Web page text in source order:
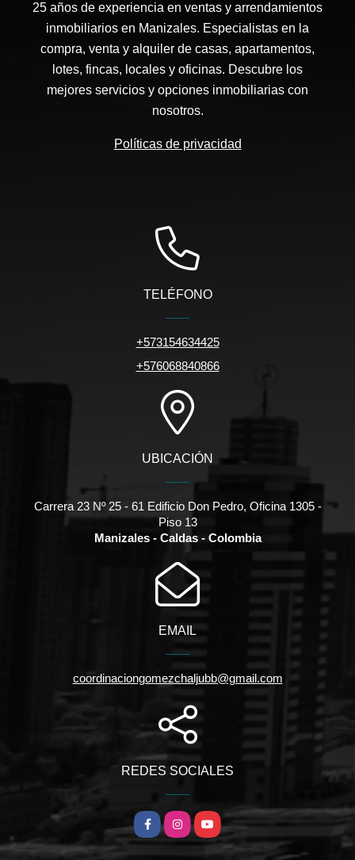
25 años de experiencia en ventas y arrendamientos
inmobiliarios en Manizales. Especialistas en la
compra, venta y alquiler de casas, apartamentos,
lotes, fincas, locales y oficinas. Descubre los
mejores servicios y opciones inmobiliarias con
nosotros.
Políticas de privacidad
TELÉFONO
+573154634425
+576068840866
UBICACIÓN
Carrera 23 Nº 25 - 61 Edificio Don Pedro, Oficina 1305 -
Piso 13
Manizales - Caldas - Colombia
EMAIL
coordinaciongomezchaljubb@gmail.com
REDES SOCIALES
FacebookInstagramYouTube